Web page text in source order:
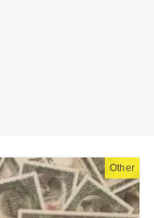
Other